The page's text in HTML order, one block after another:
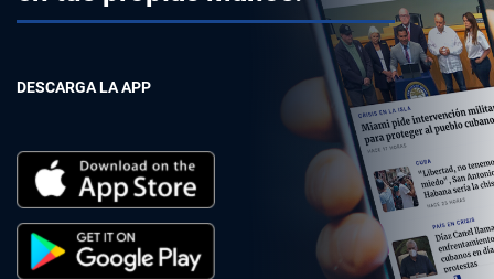
DESCARGA LA APP